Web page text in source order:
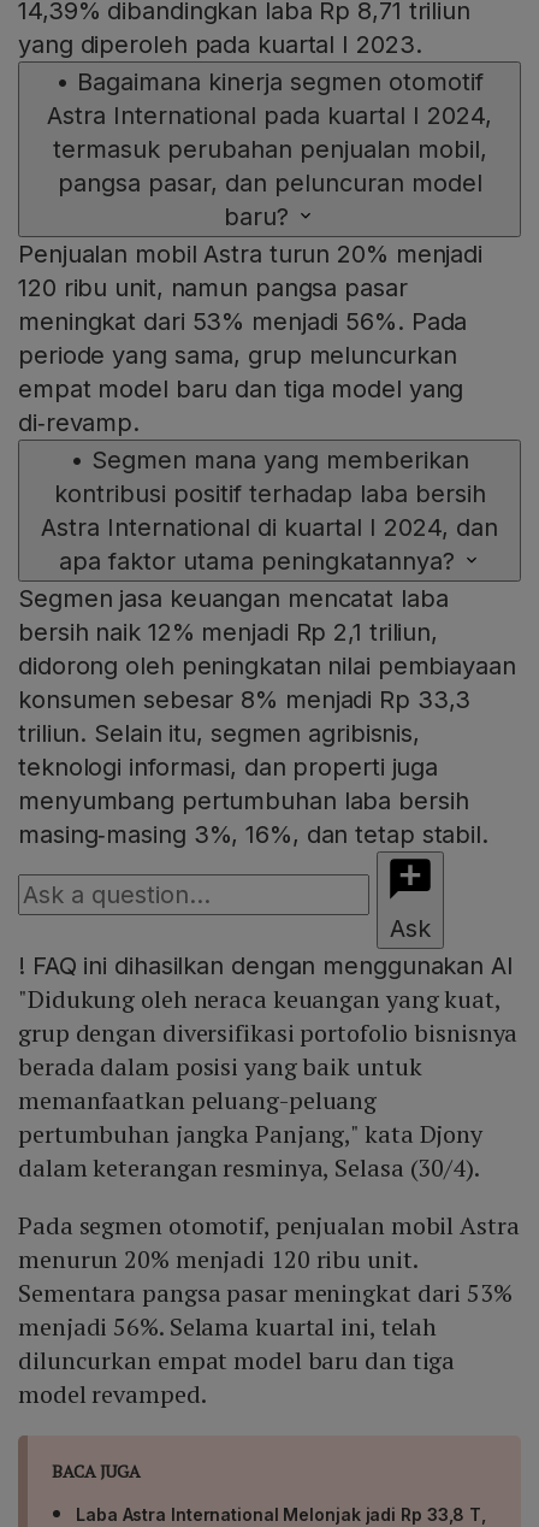
14,39% dibandingkan laba Rp 8,71 triliun
yang diperoleh pada kuartal I 2023.
• Bagaimana kinerja segmen otomotif
Astra International pada kuartal I 2024,
termasuk perubahan penjualan mobil,
pangsa pasar, dan peluncuran model
baru?
Penjualan mobil Astra turun 20% menjadi
120 ribu unit, namun pangsa pasar
meningkat dari 53% menjadi 56%. Pada
periode yang sama, grup meluncurkan
empat model baru dan tiga model yang
di‑revamp.
• Segmen mana yang memberikan
kontribusi positif terhadap laba bersih
Astra International di kuartal I 2024, dan
apa faktor utama peningkatannya?
Segmen jasa keuangan mencatat laba
bersih naik 12% menjadi Rp 2,1 triliun,
didorong oleh peningkatan nilai pembiayaan
konsumen sebesar 8% menjadi Rp 33,3
triliun. Selain itu, segmen agribisnis,
teknologi informasi, dan properti juga
menyumbang pertumbuhan laba bersih
masing‑masing 3%, 16%, dan tetap stabil.
Ask
! FAQ ini dihasilkan dengan menggunakan AI
"Didukung oleh neraca keuangan yang kuat,
grup dengan diversifikasi portofolio bisnisnya
berada dalam posisi yang baik untuk
memanfaatkan peluang-peluang
pertumbuhan jangka Panjang," kata Djony
dalam keterangan resminya, Selasa (30/4).
Pada segmen otomotif, penjualan mobil Astra
menurun 20% menjadi 120 ribu unit.
Sementara pangsa pasar meningkat dari 53%
menjadi 56%. Selama kuartal ini, telah
diluncurkan empat model baru dan tiga
model revamped.
BACA JUGA
Laba Astra International Melonjak jadi Rp 33,8 T,